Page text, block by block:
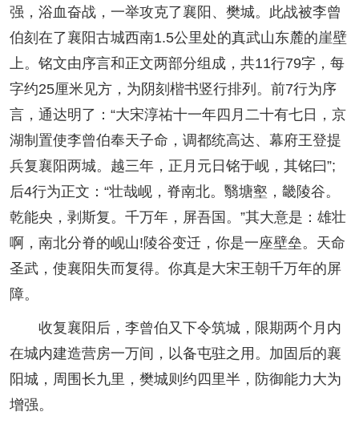
强，浴血奋战，一举攻克了襄阳、樊城。此战被李曾
伯刻在了襄阳古城西南1.5公里处的真武山东麓的崖壁
上。铭文由序言和正文两部分组成，共11行79字，每
字约25厘米见方，为阴刻楷书竖行排列。前7行为序
言，通达明了：“大宋淳祐十一年四月二十有七日，京
湖制置使李曾伯奉天子命，调都统高达、幕府王登提
兵复襄阳两城。越三年，正月元日铭于岘，其铭曰”;
后4行为正文：“壮哉岘，脊南北。翳塘壑，畿陵谷。
乾能央，剥斯复。千万年，屏吾国。”其大意是：雄壮
啊，南北分脊的岘山!陵谷变迁，你是一座壁垒。天命
圣武，使襄阳失而复得。你真是大宋王朝千万年的屏
障。
收复襄阳后，李曾伯又下令筑城，限期两个月内
在城内建造营房一万间，以备屯驻之用。加固后的襄
阳城，周围长九里，樊城则约四里半，防御能力大为
增强。